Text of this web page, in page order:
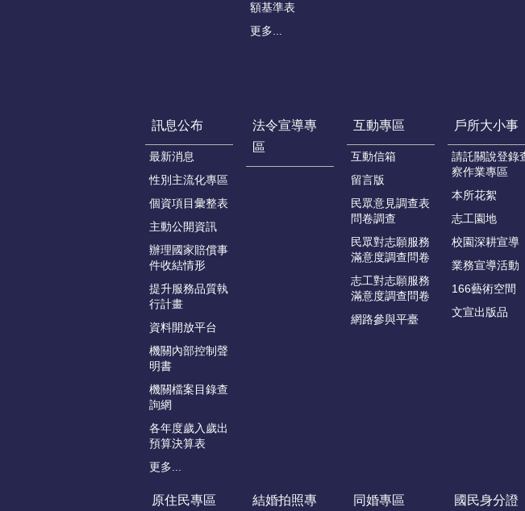
額基準表
更多...
訊息公布
最新消息
性別主流化專區
個資項目彙整表
主動公開資訊
辦理國家賠償事
件收結情形
提升服務品質執
行計畫
資料開放平台
機關內部控制聲
明書
機關檔案目錄查
詢網
各年度歲入歲出
預算決算表
更多...
法令宣導專
區
互動專區
互動信箱
留言版
民眾意見調查表
問卷調查
民眾對志願服務
滿意度調查問卷
志工對志願服務
滿意度調查問卷
網路參與平臺
戶所大小事
請託關說登錄
察作業專區
本所花絮
志工園地
校園深耕宣導
業務宣導活動
166藝術空間
文宣出版品
原住民專區
結婚拍照專
同婚專區
國民身分證